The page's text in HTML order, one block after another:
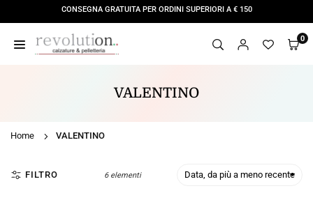
al
contenuto
CONSEGNA GRATUITA PER ORDINI SUPERIORI A € 150
0
VALENTINO
Home VALENTINO
FILTRO 6 elementi